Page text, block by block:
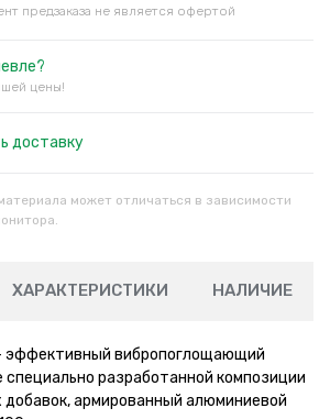
предзаказа не является офертой
цены!
доставку
может отличаться в зависимости
ХАРАКТЕРИСТИКИ НАЛИЧИЕ
эффективный вибропоглощающий
специально разработанной композиции
добавок, армированный алюминиевой